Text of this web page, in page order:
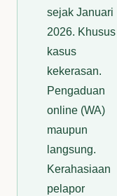
sejak Januari
2026. Khusus
kasus
kekerasan.
Pengaduan
online (WA)
maupun
langsung.
Kerahasiaan
pelapor